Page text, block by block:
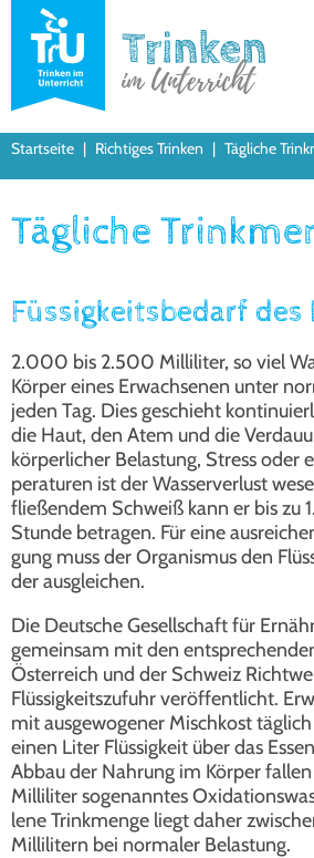
Startseite | Richtiges Trinken | Tägliche
Tägliche
Füssigkeitsbedarf des
2.000 bis 2.500 Mil­li­li­ter, so viel
Kör­per eines Erwach­se­nen unter
jeden Tag. Dies geschieht
die Haut, den Atem und die
kör­per­li­cher Belas­tung, Stress
pe­ra­tu­ren ist der Was­ser­ver­lust
flie­ßen­dem Schweiß kann er bis
Stun­de betra­gen. Für eine
gung muss der Orga­nis­mus den
der aus­glei­chen.
Die Deut­sche Gesell­schaft für
gemein­sam mit den
Öster­reich und der Schweiz
Flüs­sig­keits­zu­fuhr ver­öf­fent­licht.
mit aus­ge­wo­ge­ner Misch­kost
einen Liter Flüs­sig­keit über das
Abbau der Nah­rung im Kör­per
Mil­li­li­ter soge­nann­tes
le­ne Trink­men­ge liegt daher
Mil­li­li­tern bei nor­ma­ler Belas­tung.